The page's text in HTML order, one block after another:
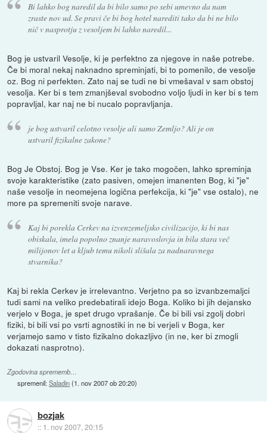
Bi lahko bog naredil da bi bilo samo po sebi umevno da nam
zraste nov ud. Se pravi če bi bog hotel narediti tako da bi ne bilo
nič v nasprotju z vesoljem bi lahko naredil...
Bog je ustvaril Vesolje, ki je perfektno za njegove in naše potrebe.
Če bi moral nekaj naknadno spreminjati, bi to pomenilo, de vesolje
oz. Bog ni perfekten. Zato naj se tudi ne bi vmešaval v sam obstoj
vesolja. Ker bi s tem zmanjševal svobodno voljo ljudi in ker bi s tem
popravljal, kar naj ne bi nucalo popravljanja.
je bog ustvaril celotno vesolje ali samo Zemljo? Ali je on
ustvaril fizikalne zakone?
Bog Je Obstoj. Bog je Vse. Ker je tako mogočen, lahko spreminja
svoje karakteristike (zato pasiven, omejen imanenten Bog, ki "je"
naše vesolje in neomejena logična perfekcija, ki "je" vse ostalo), ne
more pa spremeniti svoje narave.
Kaj bi porekla Cerkev na izvenzemeljsko civilizacijo, ki bi nas
obiskala, imela popolno znanje naravoslovja in bila stara več
milijonov let a kljub temu nikoli slišala za nadnaravnega
stvarnika?
Kaj bi rekla Cerkev je irrelevantno. Verjetno pa so izvanbzemaljci
tudi sami na veliko predebatirali idejo Boga. Koliko bi jih dejansko
verjelo v Boga, je spet drugo vprašanje. Če bi bili vsi zgolj dobri
fiziki, bi bili vsi po vsrti agnostiki in ne bi verjeli v Boga, ker
verjamejo samo v tisto fizikalno dokazljivo (in ne, ker bi zmogli
dokazati nasprotno).
Zgodovina sprememb…
spremenil:Saladin(1. nov 2007 ob 20:20)
bozjak
:: 1. nov 2007, 20:15